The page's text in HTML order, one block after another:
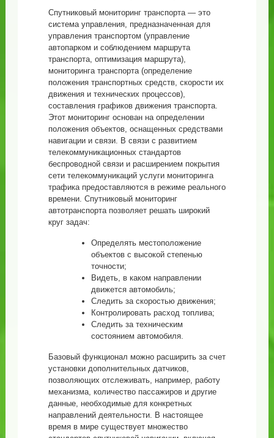
Спутниковый мониторинг транспорта — это
система управления, предназначенная для
управления транспортом (управление
автопарком и соблюдением маршрута
транспорта, оптимизация маршрута),
мониторинга транспорта (определение
положения транспортных средств, скорости их
движения и технических процессов),
составления графиков движения транспорта.
Этот мониторинг основан на определении
положения объектов, оснащенных средствами
навигации и связи. В связи с развитием
телекоммуникационных стандартов
беспроводной связи и расширением покрытия
сети телекоммуникаций услуги мониторинга
трафика предоставляются в режиме реального
времени. Спутниковый мониторинг
автотранспорта позволяет решать широкий
круг задач:
Определять местоположение
объектов с высокой степенью
точности;
Видеть, в каком направлении
движется автомобиль;
Следить за скоростью движения;
Контролировать расход топлива;
Следить за техническим
состоянием автомобиля.
Базовый функционал можно расширить за счет
установки дополнительных датчиков,
позволяющих отслеживать, например, работу
механизма, количество пассажиров и другие
данные, необходимые для конкретных
направлений деятельности. В настоящее
время в мире существует множество